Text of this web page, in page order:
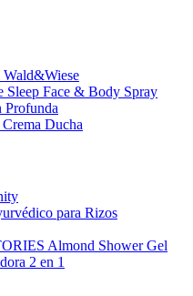
Sleep Face & Body Spray
Ducha
para Rizos
Almond Shower Gel
2 en 1